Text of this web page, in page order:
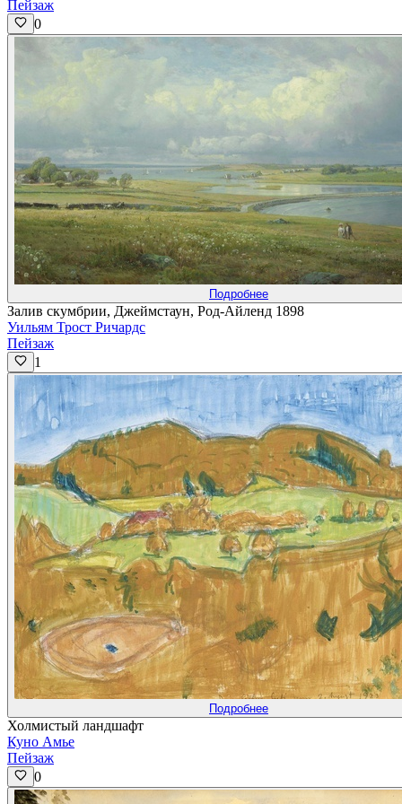
Пейзаж
0
Подробнее
Залив скумбрии, Джеймстаун, Род-Айленд 1898
Уильям Трост Ричардс
Пейзаж
1
Подробнее
Холмистый ландшафт
Куно Амье
Пейзаж
0